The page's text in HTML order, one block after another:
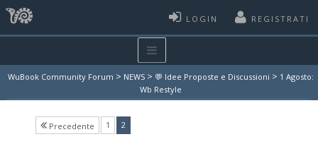
LOGIN REGISTRATI
WuBook Community Forum > NEWS > 💬 Idee Proposte e Discussioni > 1 Agosto:
Wb Restyle
Precedente 1 2(current)